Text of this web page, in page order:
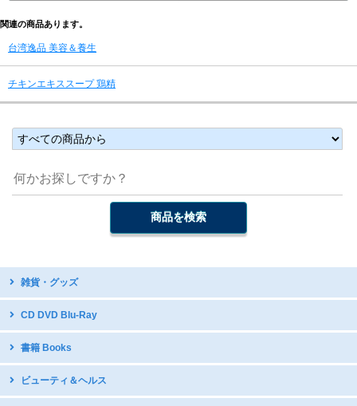
関連の商品あります。
台湾逸品 美容＆養生
チキンエキススープ 鶏精
雑貨・グッズ
台湾デザイン
開運グッズ
台湾のお守り
テーブルウェア・調理器具
国立故宮博物館公式グッズ
CD DVD Blu-Ray
台湾原住民語CD・DVD
台湾ディスカバリー
台湾オペラDVD
現代舞踊DVD
書籍 Books
中国語教材・辞書
写真集
ビューティ＆ヘルス